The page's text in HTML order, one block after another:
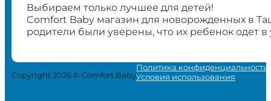
Выбираем только лучшее для детей!
Comfort Baby магазин для новорожденных в
родители были уверены, что их ребенок одет
Copyright 2026 © Comfort Baby
Политика конфиденциальности
Условия использования